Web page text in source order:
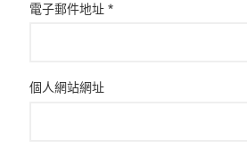
電子郵件地址 *
個人網站網址